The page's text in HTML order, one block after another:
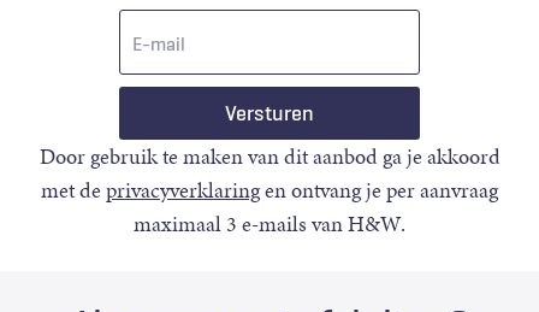
Door gebruik te maken van dit aanbod ga je akkoord
met deprivacyverklaringen ontvang je per aanvraag
maximaal 3 e-mails van H&W.